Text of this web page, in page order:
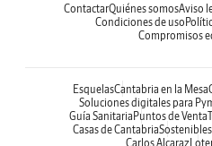
ContactarQuiénes somosAviso
Condiciones de uso
Compromisos
EsquelasCantabria en la Mesa
Soluciones digitales para
Guía SanitariaPuntos de Venta
Casas de CantabriaSostenibles
Carlos Alcaraz